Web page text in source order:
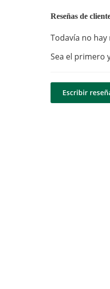
Reseñas de
Todavía no hay
Sea el primero
Escribir